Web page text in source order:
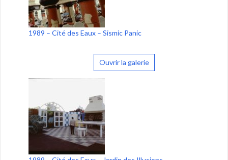
1989 – Cité des Eaux – Sismic Panic
Ouvrir la galerie